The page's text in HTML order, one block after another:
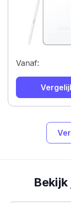
Vanaf: